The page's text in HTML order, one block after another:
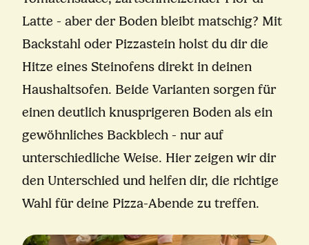
Latte - aber der Boden bleibt matschig? Mit
Backstahl oder Pizzastein holst du dir die
Hitze eines Steinofens direkt in deinen
Haushaltsofen. Beide Varianten sorgen für
einen deutlich knusprigeren Boden als ein
gewöhnliches Backblech - nur auf
unterschiedliche Weise. Hier zeigen wir dir
den Unterschied und helfen dir, die richtige
Wahl für deine Pizza-Abende zu treffen.